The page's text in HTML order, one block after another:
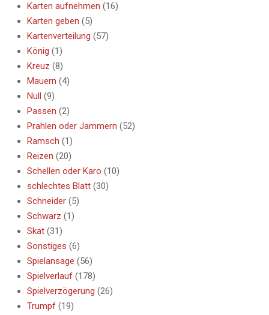
Karten aufnehmen (16)
Karten geben (5)
Kartenverteilung (57)
König (1)
Kreuz (8)
Mauern (4)
Null (9)
Passen (2)
Prahlen oder Jammern (52)
Ramsch (1)
Reizen (20)
Schellen oder Karo (10)
schlechtes Blatt (30)
Schneider (5)
Schwarz (1)
Skat (31)
Sonstiges (6)
Spielansage (56)
Spielverlauf (178)
Spielverzögerung (26)
Trumpf (19)